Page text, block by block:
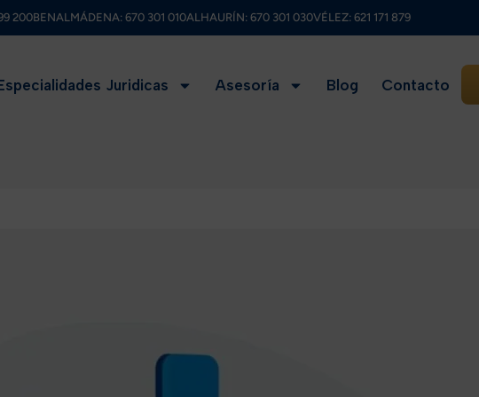
200BENALMÁDENA: 670 301 010ALHAURÍN: 670 301 030VÉLEZ: 621 171 879
Juridicas Asesoría Blog Contacto